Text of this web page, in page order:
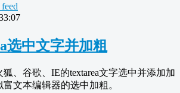
选中文字并加粗
、谷歌、IE的textarea文字选中并添加加
文本编辑器的选中加粗。